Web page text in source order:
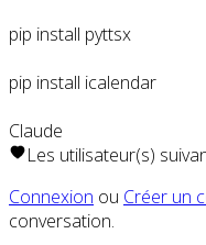
pip install pyttsx
pip install icalendar
Claude
Les utilisateur(s)
Connexion ou Créer un
conversation.